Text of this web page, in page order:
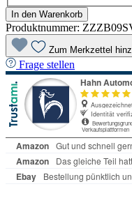
In den Warenkorb
Produktnummer:
Zum Merkzettel
Frage stellen